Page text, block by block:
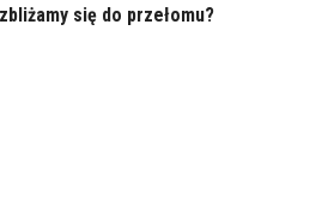
się do przełomu?